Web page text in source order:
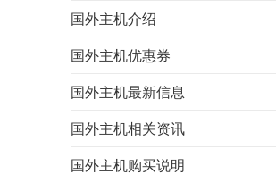
国外主机介绍
国外主机优惠券
国外主机最新信息
国外主机相关资讯
国外主机购买说明